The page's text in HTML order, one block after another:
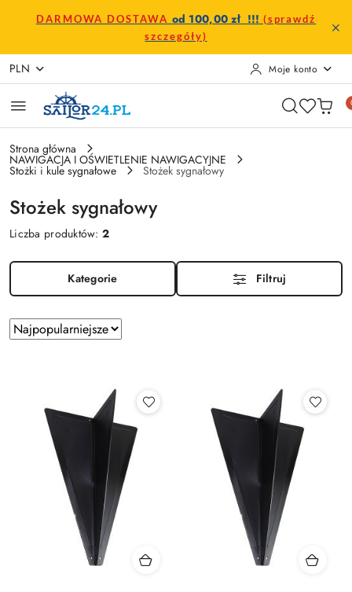
Przejdź do treści głównej
Przejdź do wyszukiwarki
Przejdź do moje konto
Przejdź do menu głównego
Przejdź do stopki
DARMOWA DOSTAWA od 100,00 zł !!! (sprawdź
szczegóły)
PLN Moje konto
Strona główna
NAWIGACJA I OŚWIETLENIE NAWIGACYJNE
Stożki i kule sygnałowe Stożek sygnałowy
Stożek sygnałowy
Liczba produktów:2
Kategorie Filtruj
Zastosowano
sortowanie:
Sortuj
według